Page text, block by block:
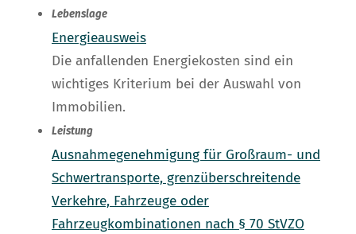
Lebenslage
Energieausweis
Die anfallenden Energiekosten sind ein
wichtiges Kriterium bei der Auswahl von
Immobilien.
Leistung
Ausnahmegenehmigung für Großraum- und
Schwertransporte, grenzüberschreitende
Verkehre, Fahrzeuge oder
Fahrzeugkombinationen nach § 70 StVZO